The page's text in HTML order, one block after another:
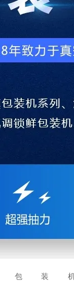
包装